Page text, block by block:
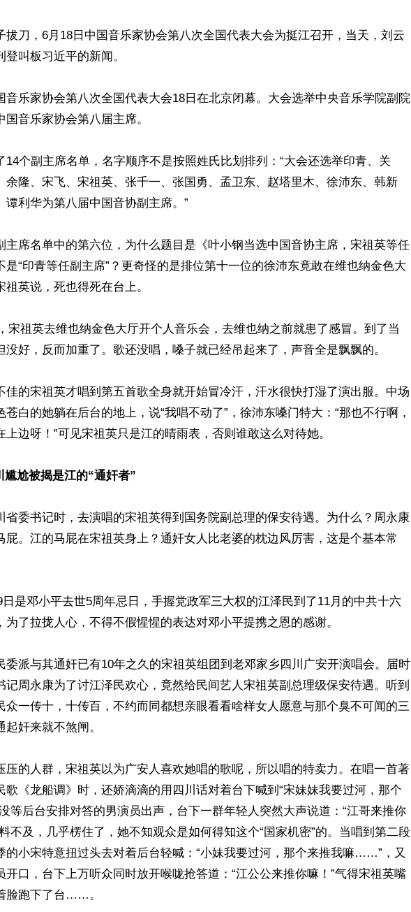
拔刀，6月18日中国音乐家协会第八次全国代表大会为挺江召开，当天，刘云
登叫板习近平的新闻。
音乐家协会第八次全国代表大会18日在北京闭幕。大会选举中央音乐学院副院
国音乐家协会第八届主席。
14个副主席名单，名字顺序不是按照姓氏比划排列：“大会还选举印青、关
余隆、宋飞、宋祖英、张千一、张国勇、孟卫东、赵塔里木、徐沛东、韩新
谭利华为第八届中国音协副主席。”
主席名单中的第六位，为什么题目是《叶小钢当选中国音协主席，宋祖英等任
是“印青等任副主席”？更奇怪的是排位第十一位的徐沛东竟敢在维也纳金色大
祖英说，死也得死在台上。
宋祖英去维也纳金色大厅开个人音乐会，去维也纳之前就患了感冒。到了当
没好，反而加重了。歌还没唱，嗓子就已经吊起来了，声音全是飘飘的。
佳的宋祖英才唱到第五首歌全身就开始冒冷汗，汗水很快打湿了演出服。中场
苍白的她躺在后台的地上，说“我唱不动了”，徐沛东嗓门特大：“那也不行啊，
上边呀！”可见宋祖英只是江的晴雨表，否则谁敢这么对待她。
尴尬被揭是江的“通奸者”
省委书记时，去演唱的宋祖英得到国务院副总理的保安待遇。为什么？周永康
屁。江的马屁在宋祖英身上？通奸女人比老婆的枕边风厉害，这是个基本常
日是邓小平去世5周年忌日，手握党政军三大权的江泽民到了11月的中共十六
为了拉拢人心，不得不假惺惺的表达对邓小平提携之恩的感谢。
委派与其通奸已有10年之久的宋祖英组团到老邓家乡四川广安开演唱会。届时
记周永康为了讨江泽民欢心，竟然给民间艺人宋祖英副总理级保安待遇。听到
众一传十，十传百，不约而同都想亲眼看看啥样女人愿意与那个臭不可闻的三
起奸来就不煞闸。
压的人群，宋祖英以为广安人喜欢她唱的歌呢，所以唱的特卖力。在唱一首著
歌《龙船调》时，还娇滴滴的用四川话对着台下喊到“宋妹妹我要过河，那个
等后台安排对答的男演员出声，台下一群年轻人突然大声说道：“江哥来推你
不及，几乎楞住了，她不知观众是如何得知这个“国家机密”的。当唱到第二段
的小宋特意扭过头去对着后台轻喊：“小妹我要过河，那个来推我嘛……”，又
开口，台下上万听众同时放开喉咙抢答道：“江公公来推你嘛！”气得宋祖英嘴
脸跑下了台……。